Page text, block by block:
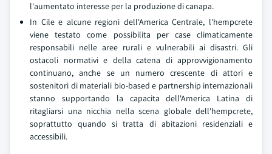
l'aumentato interesse per la produzione di canapa.
In Cile e alcune regioni dell'America Centrale, l'hempcrete
viene testato come possibilita per case climaticamente
responsabili nelle aree rurali e vulnerabili ai disastri. Gli
ostacoli normativi e della catena di approvvigionamento
continuano, anche se un numero crescente di attori e
sostenitori di materiali bio-based e partnership internazionali
stanno supportando la capacita dell'America Latina di
ritagliarsi una nicchia nella scena globale dell'hempcrete,
soprattutto quando si tratta di abitazioni residenziali e
accessibili.